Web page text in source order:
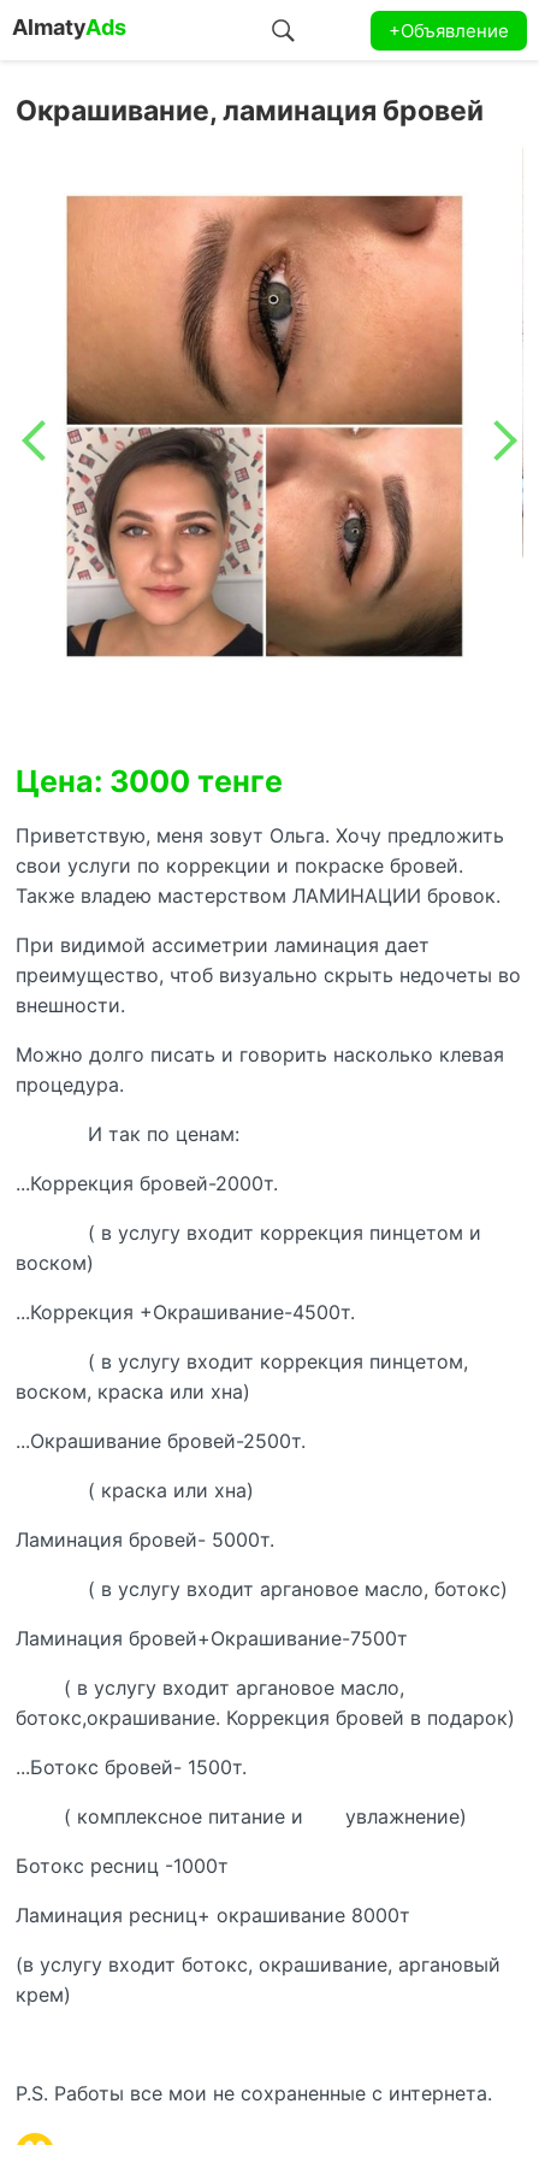
AlmatyAds +Объявление
Окрашивание, ламинация бровей
Цена: 3000 тенге
Приветствую, меня зовут Ольга. Хочу предложить
свои услуги по коррекции и покраске бровей.
Также владею мастерством ЛАМИНАЦИИ бровок.
При видимой ассиметрии ламинация дает
преимущество, чтоб визуально скрыть недочеты во
внешности.
Можно долго писать и говорить насколько клевая
процедура.
И так по ценам:
...Коррекция бровей-2000т.
( в услугу входит коррекция пинцетом и
воском)
...Коррекция +Окрашивание-4500т.
( в услугу входит коррекция пинцетом,
воском, краска или хна)
...Окрашивание бровей-2500т.
( краска или хна)
Ламинация бровей- 5000т.
( в услугу входит аргановое масло, ботокс)
Ламинация бровей+Окрашивание-7500т
( в услугу входит аргановое масло,
ботокс,окрашивание. Коррекция бровей в подарок)
...Ботокс бровей- 1500т.
( комплексное питание и увлажнение)
Ботокс ресниц -1000т
Ламинация ресниц+ окрашивание 8000т
(в услугу входит ботокс, окрашивание, аргановый
крем)
P.S. Работы все мои не сохраненные с интернета.